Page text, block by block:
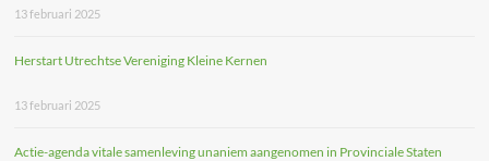
13 februari 2025
Herstart Utrechtse Vereniging Kleine Kernen
13 februari 2025
Actie-agenda vitale samenleving unaniem aangenomen in Provinciale Staten